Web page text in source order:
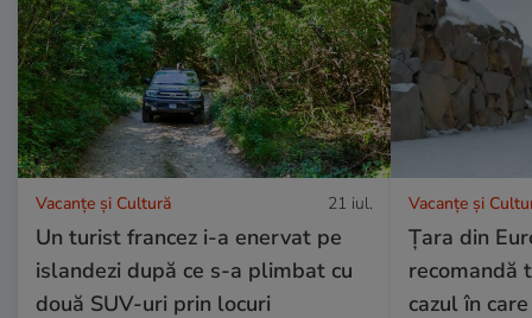
Vacanțe și Cultură 21 iul.
Un turist francez i-a enervat pe
islandezi după ce s-a plimbat cu
două SUV-uri prin locuri
Vacanțe și
Țara din
recomandă
cazul în